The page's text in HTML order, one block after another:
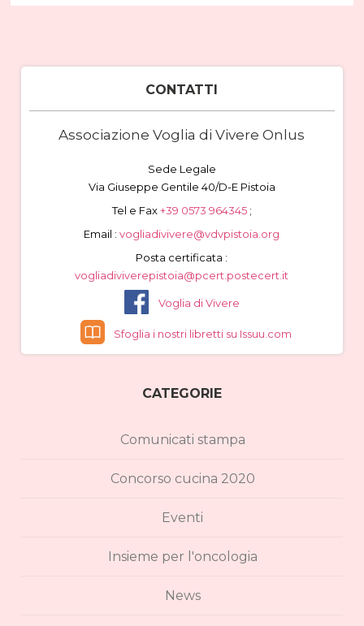
CONTATTI
Associazione Voglia di Vivere Onlus
Sede Legale
Via Giuseppe Gentile 40/D-E Pistoia
Tel e Fax+39 0573 964345 ;
Email : vogliadivivere@vdvpistoia.org
Posta certificata :
vogliadiviverepistoia@pcert.postecert.it
Voglia di Vivere
Sfoglia i nostri libretti su Issuu.com
CATEGORIE
Comunicati stampa
Concorso cucina 2020
Eventi
Insieme per l'oncologia
News